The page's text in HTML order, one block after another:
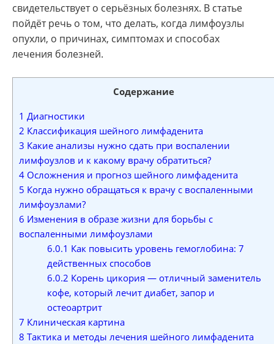
свидетельствует о серьёзных болезнях. В статье
пойдёт речь о том, что делать, когда лимфоузлы
опухли, о причинах, симптомах и способах
лечения болезней.
Содержание
1 Диагностики
2 Классификация шейного лимфаденита
3 Какие анализы нужно сдать при воспалении
лимфоузлов и к какому врачу обратиться?
4 Осложнения и прогноз шейного лимфаденита
5 Когда нужно обращаться к врачу с воспаленными
лимфоузлами?
6 Изменения в образе жизни для борьбы с
воспаленными лимфоузлами
6.0.1 Как повысить уровень гемоглобина: 7
действенных способов
6.0.2 Корень цикория — отличный заменитель
кофе, который лечит диабет, запор и
остеоартрит
7 Клиническая картина
8 Тактика и методы лечения шейного лимфаденита